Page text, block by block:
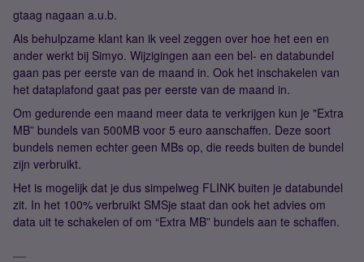
gtaag nagaan a.u.b.
Als behulpzame klant kan ik veel zeggen over hoe het een en
ander werkt bij Simyo. Wijzigingen aan een bel- en databundel
gaan pas per eerste van de maand in. Ook het inschakelen van
het dataplafond gaat pas per eerste van de maand in.
Om gedurende een maand meer data te verkrijgen kun je "Extra
MB” bundels van 500MB voor 5 euro aanschaffen. Deze soort
bundels nemen echter geen MBs op, die reeds buiten de bundel
zijn verbruikt.
Het is mogelijk dat je dus simpelweg FLINK buiten je databundel
zit. In het 100% verbruikt SMSje staat dan ook het advies om
data uit te schakelen of om “Extra MB” bundels aan te schaffen.